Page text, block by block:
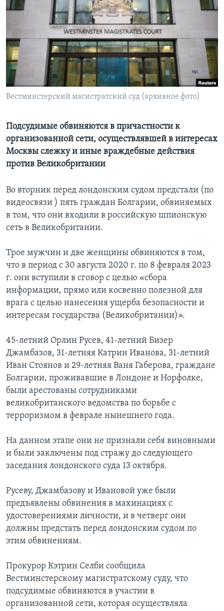
Learning English
СОЦИАЛЬНЫЕ СЕТИ
Вестминстерский магистратский суд (архивное фото)
Подсудимые обвиняются в причастности к
организованной сети, осуществлявшей в интересах
Москвы слежку и иные враждебные действия
против Великобритании
Во вторник перед лондонским судом предстали (по
видеосвязи ) пять граждан Болгарии, обвиняемых
в том, что они входили в российскую шпионскую
сеть в Великобритании.
Трое мужчин и две женщины обвиняются в том,
что в период с 30 августа 2020 г. по 8 февраля 2023
г. они вступили в сговор с целью «сбора
информации, прямо или косвенно полезной для
врага с целью нанесения ущерба безопасности и
интересам государства (Великобритании)».
45-летний Орлин Русев, 41-летний Бизер
Джамбазов, 31-летняя Катрин Иванова, 31-летний
Иван Стоянов и 29-летняя Ваня Габерова, граждане
Болгарии, проживавшие в Лондоне и Норфолке,
были арестованы сотрудниками
великобританского ведомства по борьбе с
терроризмом в феврале нынешнего года.
На данном этапе они не признали себя виновными
и были заключены под стражу до следующего
заседания лондонского суда 13 октября.
Русеву, Джамбазову и Ивановой уже были
предъявлены обвинения в махинациях с
удостоверениями личности, и в четверг они
должны предстать перед лондонским судом по
этим обвинениям.
Прокурор Кэтрин Селби сообщила
Вестминстерскому магистратскому суду, что
подсудимые обвиняются в участии в
организованной сети, которая осуществляла